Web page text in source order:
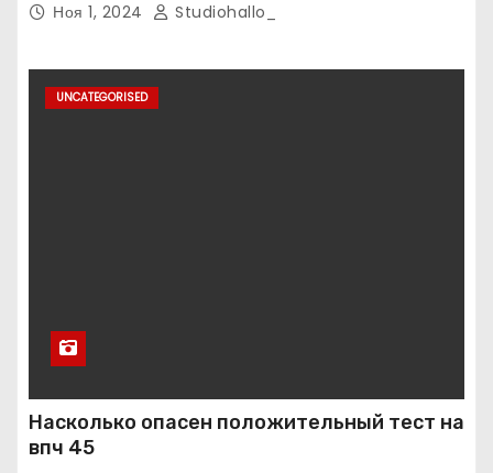
Ноя 1, 2024 Studiohallo_
UNCATEGORISED
Насколько опасен положительный тест на
впч 45